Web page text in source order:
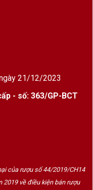
Thu cao cấp
và đối tác VIP.
trong văn
ảnh đoàn viên,
21/12/2023
- số: 363/GP-BCT
của rượu số 44/2019/CH14
2019 về điều kiện bán rượu